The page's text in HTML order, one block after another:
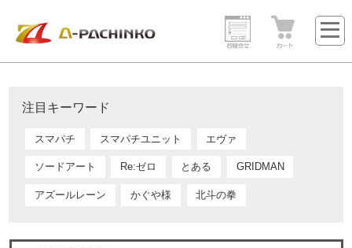
注目キーワード
スマパチ スマパチユニット エヴァ
ソードアート Re:ゼロ とある GRIDMAN
アズールレーン かぐや様 北斗の拳